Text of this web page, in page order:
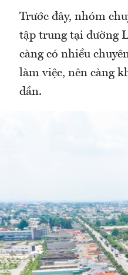
Trước đây, nhóm
tập trung tại đường
càng có nhiều
làm việc, nên càng
dần.